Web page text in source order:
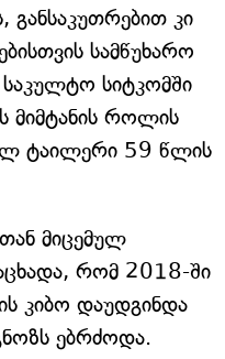
განსაკუთრებით კი
სამწუხარო
სიტკომში
მიმტანის როლის
ტაილერი 59 წლის
მიცემულ
რომ 2018-ში
კიბო დაუდგინდა
ებრძოდა.